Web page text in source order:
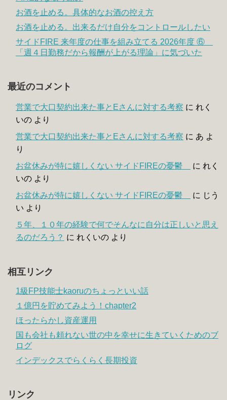
お酒を止める。具体的なお酒の控え方
お酒を止める。出来るだけ自分をコントロールしたい
サイドFIRE 来年度の仕事を組み立てる 2026年度 ⑥
「週４日勤務だから報酬が上がる理論」に気づいた
最近のコメント
営業で大口契約出来た事とEさんに対する考察 に れく
いの より
営業で大口契約出来た事とEさんに対する考察 に あ よ
り
お盆休みが特に嬉しくない サイドFIREの憂鬱
に れく
いの より
お盆休みが特に嬉しくない サイドFIREの憂鬱
に じう
い より
５年、１０年の経験で何でそんなに自分は正しいと思え
るのだろう？ に れくいの より
相互リンク
1級FP技能士kaoruのちょっといい話
１億円を貯めてみよう！chapter2
ほったらかし資産運用
国も会社も頼れない世の中を幸せに生きていくためのブ
ログ
インデックスでらくらく長期投資
リンク